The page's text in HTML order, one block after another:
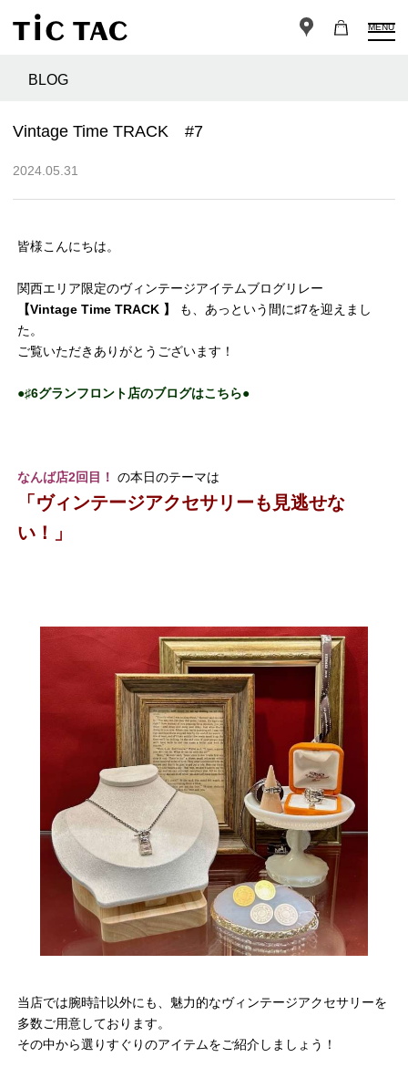
MENU
BLOG
Vintage Time TRACK #7
2024.05.31
皆様こんにちは。
関西エリア限定のヴィンテージアイテムブログリレー
【Vintage Time TRACK 】
も、あっという間に♯7を迎えまし
た。
ご覧いただきありがとうございます！
●♯6グランフロント店のブログはこちら●
なんば店2回目！ の本日のテーマは
「ヴィンテージアクセサリーも見逃せな
い！」
当店では腕時計以外にも、魅力的なヴィンテージアクセサリーを
多数ご用意しております。
その中から選りすぐりのアイテムをご紹介しましょう！